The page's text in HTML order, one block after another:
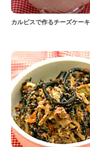
カルピスで作るチーズケーキ